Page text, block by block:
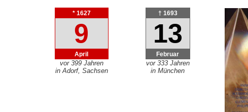
* 1627
9
April
vor 399 Jahren
in Adorf, Sachsen
† 1693
13
Februar
vor 333 Jahren
in München